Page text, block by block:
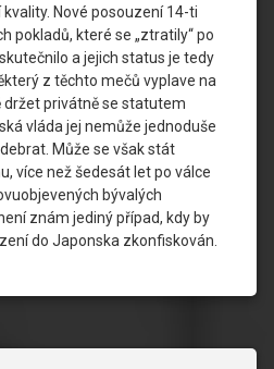
Nové posouzení 14-ti
pokladů, které se „ztratily“ po
a jejich status je tedy
z těchto mečů vyplave na
držet privátně se statutem
vláda jej nemůže jednoduše
Může se však stát
více než šedesát let po válce
bývalých
znám jediný případ, kdy by
do Japonska zkonfiskován.